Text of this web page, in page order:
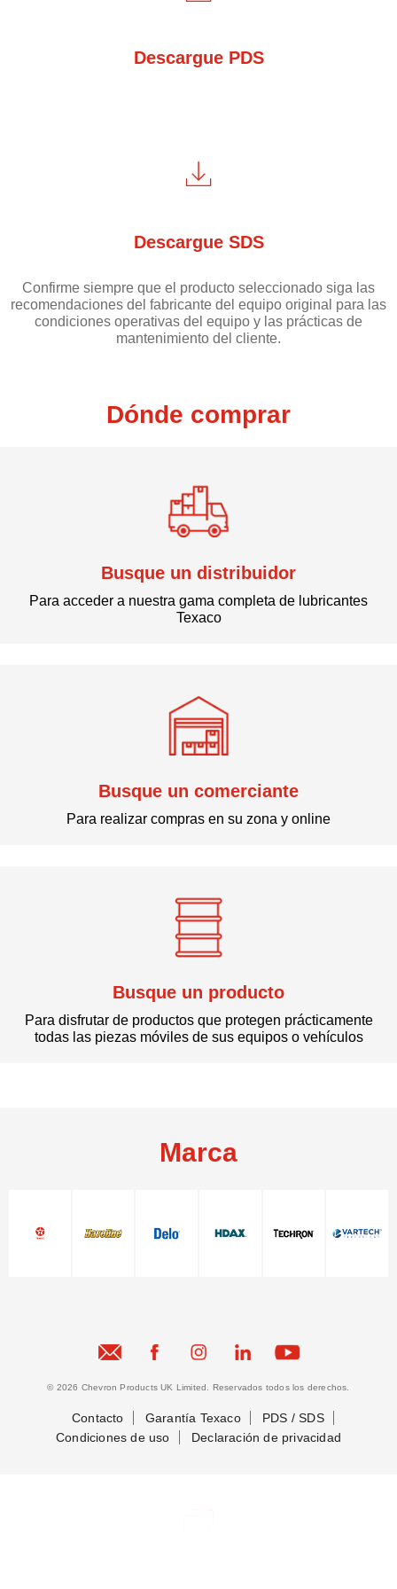
Descargue PDS
Descargue SDS
Confirme siempre que el producto seleccionado siga las
recomendaciones del fabricante del equipo original para las
condiciones operativas del equipo y las prácticas de
mantenimiento del cliente.
Dónde comprar
Busque un distribuidor
Para acceder a nuestra gama completa de lubricantes
Texaco
Busque un comerciante
Para realizar compras en su zona y online
Busque un producto
Para disfrutar de productos que protegen prácticamente
todas las piezas móviles de sus equipos o vehículos
Marca
© 2026 Chevron Products UK Limited. Reservados todos los derechos.
Contacto Garantía Texaco
PDS / SDS
Condiciones de uso
Declaración de privacidad